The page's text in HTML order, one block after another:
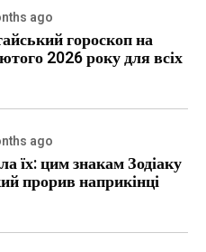
ago
гороскоп на
2026 року для всіх
ago
їх: цим знакам Зодіаку
прорив наприкінці